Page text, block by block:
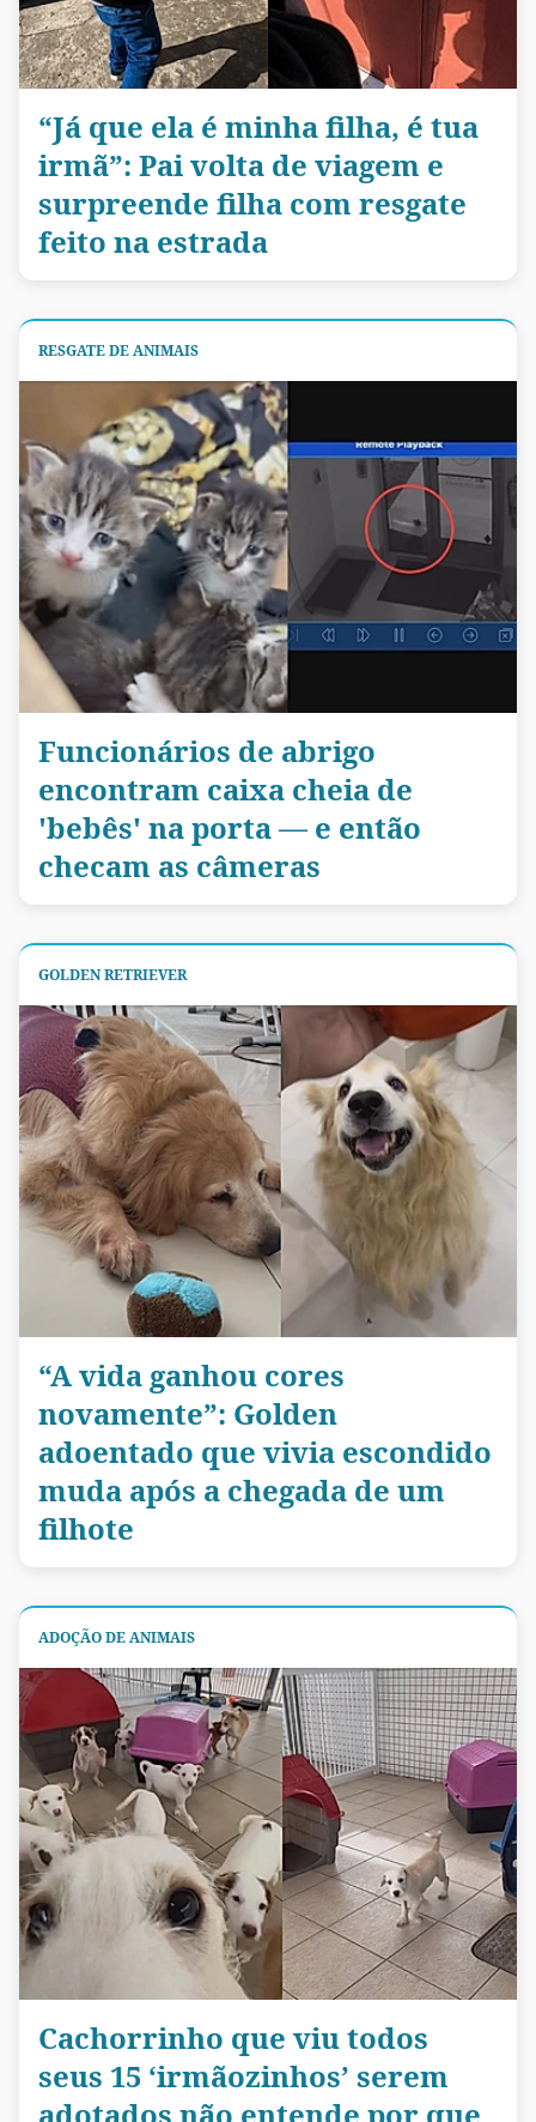
“Já que ela é minha filha, é tua
irmã”: Pai volta de viagem e
surpreende filha com resgate
feito na estrada
RESGATE DE ANIMAIS
Funcionários de abrigo
encontram caixa cheia de
'bebês' na porta — e então
checam as câmeras
GOLDEN RETRIEVER
“A vida ganhou cores
novamente”: Golden
adoentado que vivia escondido
muda após a chegada de um
filhote
ADOÇÃO DE ANIMAIS
Cachorrinho que viu todos
seus 15 ‘irmãozinhos’ serem
adotados não entende por que